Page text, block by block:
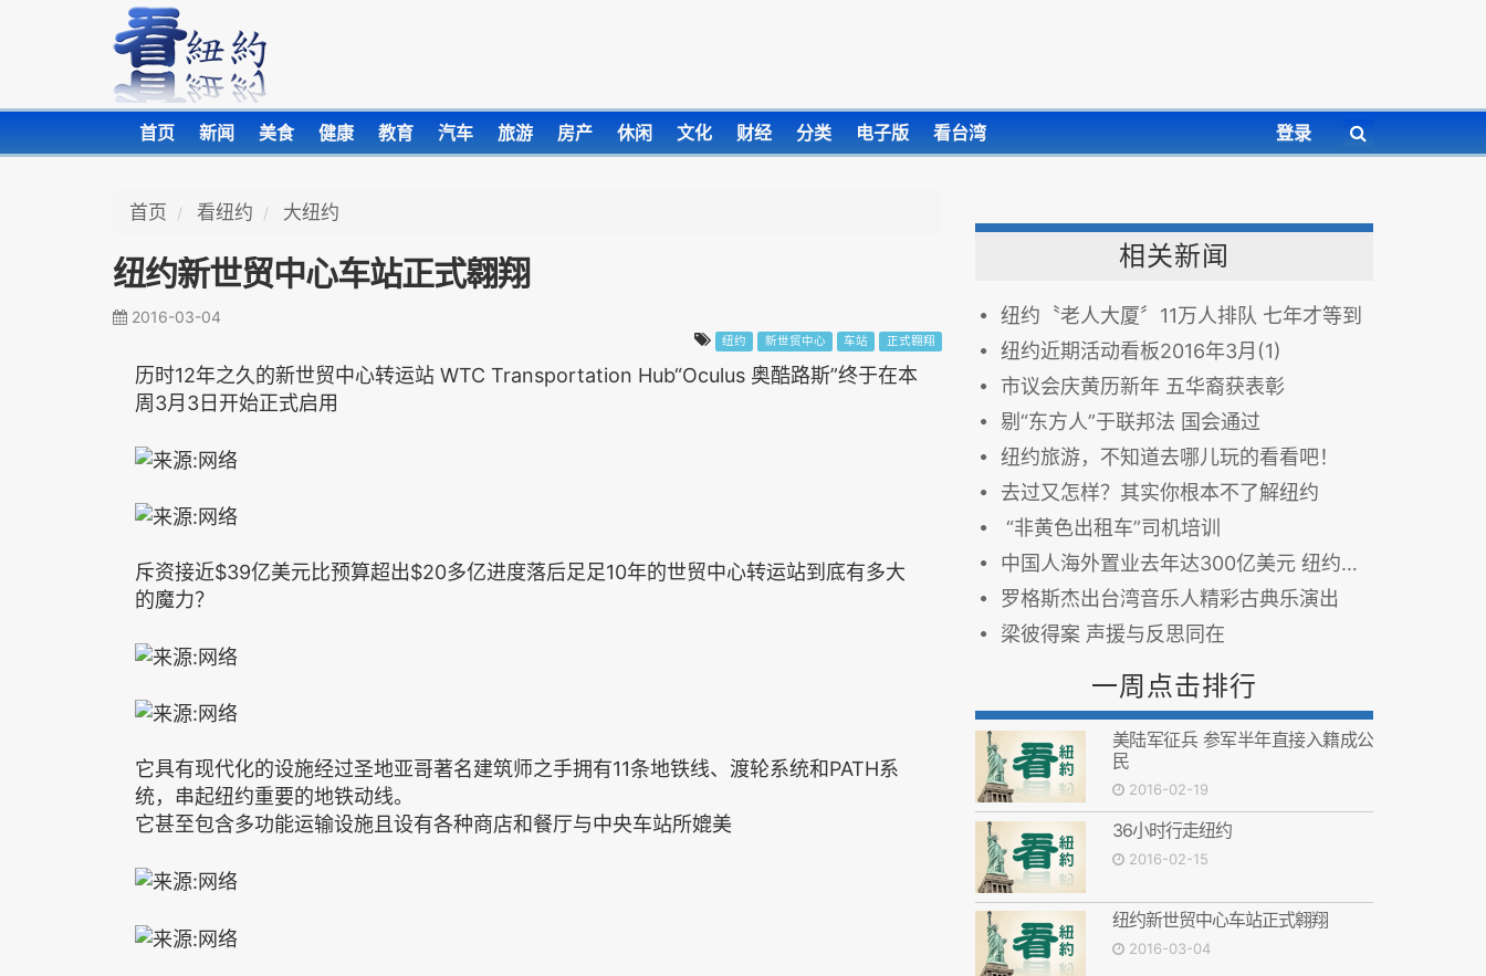
首页 新闻 美食 健康 教育 汽车 旅游 房产 休闲 文化 财经 分类 电子版 看台湾 登录
首页 看纽约 大纽约
纽约新世贸中心车站正式翱翔
2016-03-04
纽约 新世贸中心 车站 正式翱翔
历时12年之久的新世贸中心转运站 WTC Transportation Hub“Oculus 奥酷路斯”终于在本
周3月3日开始正式启用
斥资接近$39亿美元比预算超出$20多亿进度落后足足10年的世贸中心转运站到底有多大
的魔力？
它具有现代化的设施经过圣地亚哥著名建筑师之手拥有11条地铁线、渡轮系统和PATH系
统，串起纽约重要的地铁动线。
它甚至包含多功能运输设施且设有各种商店和餐厅与中央车站所媲美
相关新闻
纽约〝老人大厦〞11万人排队 七年才等到
纽约近期活动看板2016年3月(1)
市议会庆黄历新年 五华裔获表彰
剔“东方人”于联邦法 国会通过
纽约旅游，不知道去哪儿玩的看看吧！
去过又怎样？其实你根本不了解纽约
“非黄色出租车”司机培训
中国人海外置业去年达300亿美元 纽约为首选
罗格斯杰出台湾音乐人精彩古典乐演出
梁彼得案 声援与反思同在
一周点击排行
美陆军征兵 参军半年直接入籍成公
民
2016-02-19
36小时行走纽约
2016-02-15
纽约新世贸中心车站正式翱翔
2016-03-04